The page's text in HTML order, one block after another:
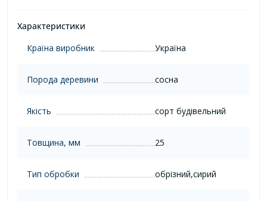
Характеристики
Країна виробник
Україна
Порода деревини сосна
Якість сорт будівельний
Товщина, мм 25
Тип обробки обрізний,сирий